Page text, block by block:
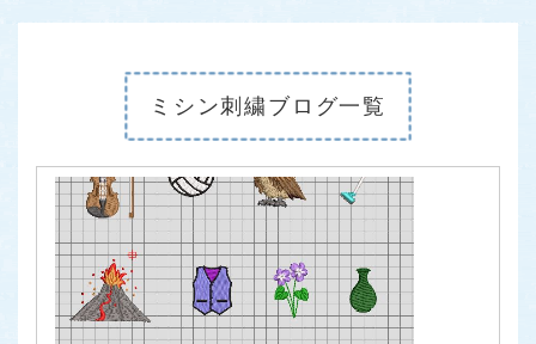
ミシン刺繍ブログ一覧